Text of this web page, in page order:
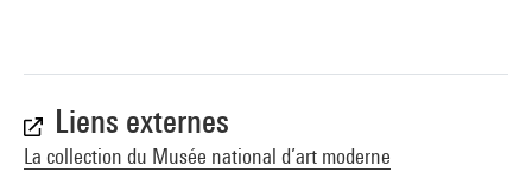
Liens externes
La collection du Musée national d’art moderne